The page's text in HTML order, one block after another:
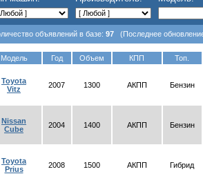
объявлений в базе: 97(Последнее
Модель Год Объем КПП Топ.
Toyota
Vitz
2007 1300 АКПП Бензин
Nissan
Cube
2004 1400 АКПП Бензин
Toyota
Prius
2008 1500 АКПП Гибрид